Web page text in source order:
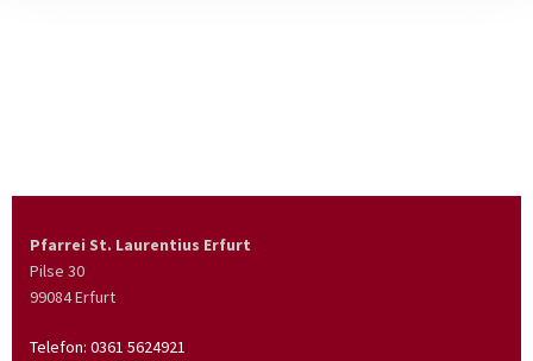
Pfarrei St. Laurentius Erfurt
Pilse 30
99084 Erfurt
Telefon: 0361 5624921